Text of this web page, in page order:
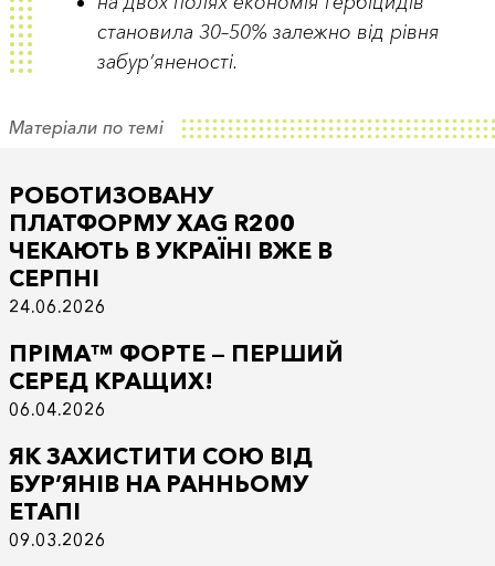
становила 30–50% залежно від рівня
забур’яненості.
Матеріали по темі
РОБОТИЗОВАНУ
ПЛАТФОРМУ XAG R200
ЧЕКАЮТЬ В УКРАЇНІ ВЖЕ В
СЕРПНІ
24.06.2026
ПРІМА™ ФОРТЕ — ПЕРШИЙ
СЕРЕД КРАЩИХ!
06.04.2026
ЯК ЗАХИСТИТИ СОЮ ВІД
БУР’ЯНІВ НА РАННЬОМУ
ЕТАПІ
09.03.2026